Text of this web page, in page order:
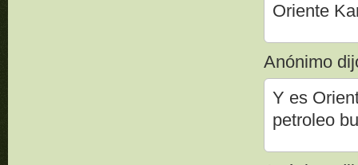
Oriente
Anónimo
Y es
petroleo